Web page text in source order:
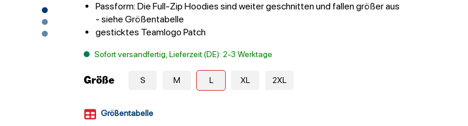
Passform: Die Full-Zip Hoodies sind weiter geschnitten und fallen größer aus
- siehe Größentabelle
gesticktes Teamlogo Patch
Sofort versandfertig, Lieferzeit (DE): 2-3 Werktage
Größe S M L XL 2XL
Größentabelle